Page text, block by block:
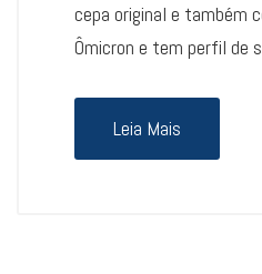
cepa original e também
Ômicron e tem perfil de
Leia Mais